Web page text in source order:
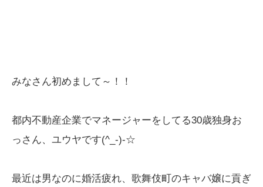
みなさん初めまして～！！
都内不動産企業でマネージャーをしてる30歳独身お
っさん、ユウヤです(^_-)-☆
最近は男なのに婚活疲れ、歌舞伎町のキャバ嬢に貢ぎ